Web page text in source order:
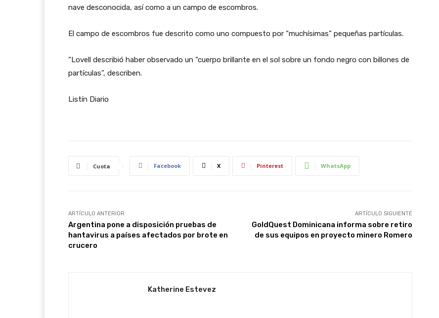
nave desconocida, así como a un campo de escombros.
El campo de escombros fue descrito como uno compuesto por “muchísimas” pequeñas partículas.
“Lovell describió haber observado un “cuerpo brillante en el sol sobre un fondo negro con billones de
partículas”, describen.
Listín Diario
Cuota Facebook X Pinterest WhatsApp
ARTÍCULO ANTERIOR
Argentina pone a disposición pruebas de
hantavirus a países afectados por brote en
crucero
ARTÍCULO SIGUIENTE
GoldQuest Dominicana informa sobre retiro
de sus equipos en proyecto minero Romero
Katherine Estevez